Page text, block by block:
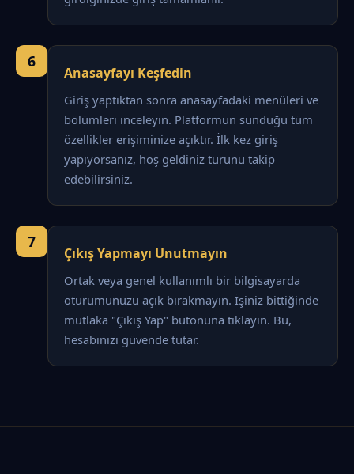
6
Anasayfayı Keşfedin
Giriş yaptıktan sonra anasayfadaki menüleri ve
bölümleri inceleyin. Platformun sunduğu tüm
özellikler erişiminize açıktır. İlk kez giriş
yapıyorsanız, hoş geldiniz turunu takip
edebilirsiniz.
7
Çıkış Yapmayı Unutmayın
Ortak veya genel kullanımlı bir bilgisayarda
oturumunuzu açık bırakmayın. İşiniz bittiğinde
mutlaka "Çıkış Yap" butonuna tıklayın. Bu,
hesabınızı güvende tutar.